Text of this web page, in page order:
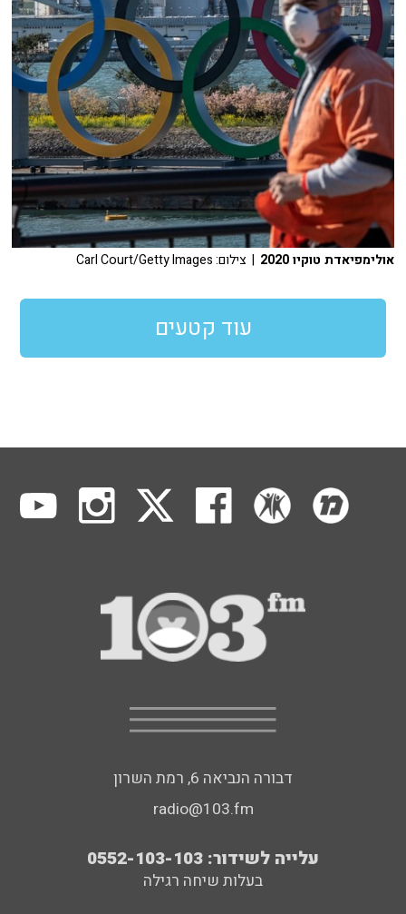
אולימפיאדת טוקיו 2020 | צילום: Carl Court/Getty Images
עוד קטעים
דבורה הנביאה 6, רמת השרון
radio@103.fm
עלייה לשידור: 0552-103-103
בעלות שיחה רגילה